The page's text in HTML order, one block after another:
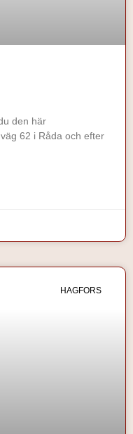
den här
62 i Råda och efter
HAGFORS